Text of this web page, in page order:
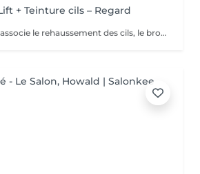
+ Teinture cils – Regard
Un soin complet qui associe le rehaussement des cils, le brow lift et la teinture des cils pour un regard encore plus intense et défini. Les cils sont liftés et teintés pour un effet plus profond et visible, tandis que les sourcils sont restructurés et disciplinés pour encadrer parfaitement le regard. Le contraste est renforcé, le regard est plus marqué tout en conservant un rendu naturel et élégant. Idéal pour celles et ceux qui souhaitent un résultat plus soutenu sans maquillage.